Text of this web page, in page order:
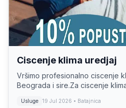
Ciscenje klima uredjaj
Vršimo profesionalno ciscenje
Beograda i sire.Za ciscenje
Usluge 19 Jul 2026 • Batajnica